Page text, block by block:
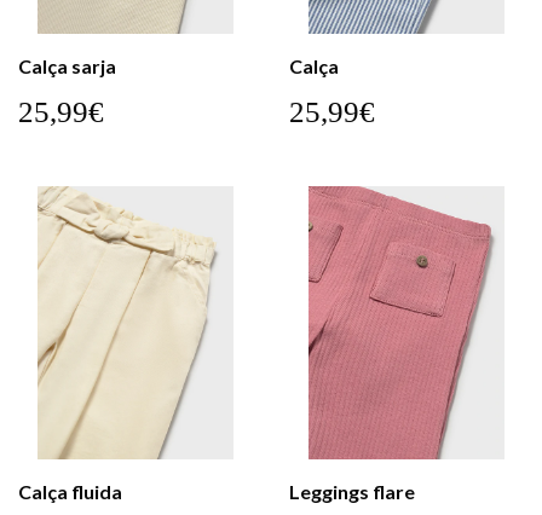
Calça sarja
25,99€
Calça
25,99€
Calça fluida Leggings flare